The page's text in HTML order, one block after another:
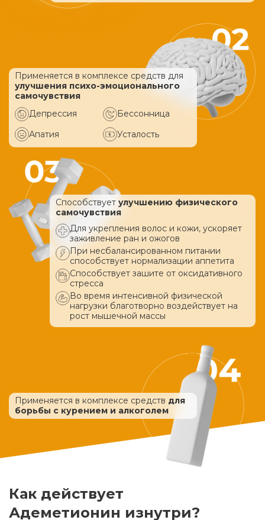
Применяется в комплексе средств для
улучшения психо-эмоционального
самочувствия
Депрессия
Бессонница
Апатия
Усталость
Способствует улучшению физического
самочувствия
Для укрепления волос и кожи, ускоряет
заживление ран и ожогов
При несбалансированном питании
способствует нормализации аппетита
Способствует зашите от оксидативного
стресса
Во время интенсивной физической
нагрузки благотворно воздействует на
рост мышечной массы
Применяется в комплексе средств для
борьбы с курением и алкоголем
Как действует
Адеметионин изнутри?